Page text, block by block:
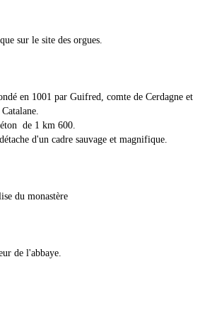
des orgues.
en 1001 par Guifred, comte de Cerdagne et
de 1 km 600.
d'un cadre sauvage et magnifique.